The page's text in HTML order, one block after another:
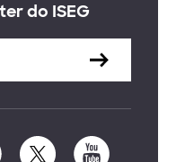
do ISEG